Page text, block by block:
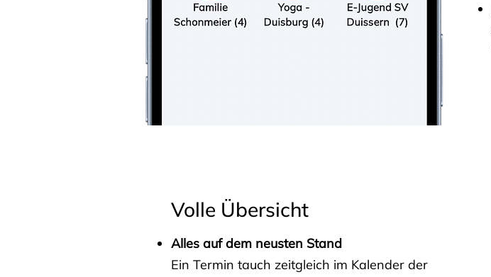
Volle Übersicht
Alles auf dem neusten Stand
Ein Termin tauch zeitgleich im Kalender der